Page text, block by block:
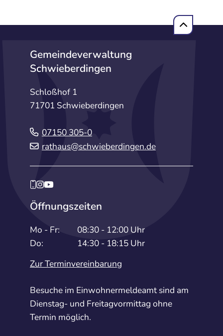
Gemeindeverwaltung
Schwieberdingen
Schloßhof 1
71701 Schwieberdingen
07150 305-0
rathaus@schwieberdingen.de
Öffnungszeiten
Mo - Fr:
08:30 - 12:00 Uhr
Do:
14:30 - 18:15 Uhr
Zur Terminvereinbarung
Besuche im Einwohnermeldeamt sind am
Dienstag- und Freitagvormittag ohne
Termin möglich.